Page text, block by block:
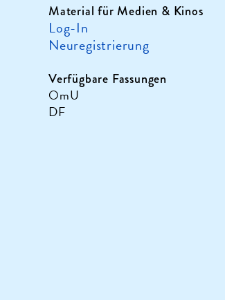
Material für Medien & Kinos
Log-In
Neuregistrierung
Verfügbare Fassungen
OmU
DF